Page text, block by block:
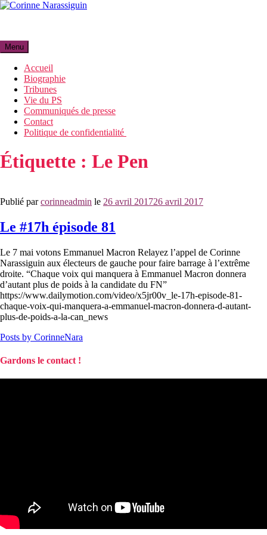
Aller
Menu
Accueil
Biographie
Tribunes
Vie du PS
Communiqués de presse
Contact
Politique de confidentialité
Étiquette : Le Pen
Publié parcorinneadmin le 26 avril 201726 avril 2017
Le #17h épisode 81
Le 7 mai votons Emmanuel Macron Relayez l’appel de Corinne
Narassiguin aux électeurs de gauche pour faire barrage à l’extrême
droite. “Chaque voix qui manquera à Emmanuel Macron donnera
d’autant plus de poids à la candidate du FN”
https://www.dailymotion.com/video/x5jr00v_le-17h-episode-81-
chaque-voix-qui-manquera-a-emmanuel-macron-donnera-d-autant-
plus-de-poids-a-la-can_news
Posts by CorinneNara
Gardons le contact !